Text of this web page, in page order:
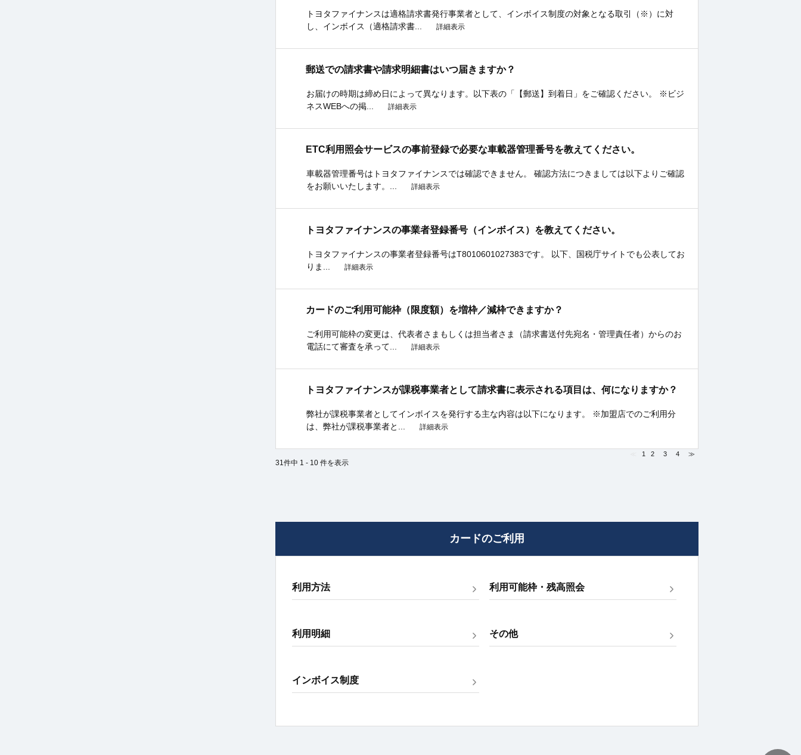
トヨタファイナンスは適格請求書発行事業者として、インボイス制度の対象となる取引（※）に対
し、インボイス（適格請求書...
詳細表示
郵送での請求書や請求明細書はいつ届きますか？
お届けの時期は締め日によって異なります。以下表の「【郵送】到着日」をご確認ください。 ※ビジ
ネスWEBへの掲...
詳細表示
ETC利用照会サービスの事前登録で必要な車載器管理番号を教えてください。
車載器管理番号はトヨタファイナンスでは確認できません。 確認方法につきましては以下よりご確認
をお願いいたします。...
詳細表示
トヨタファイナンスの事業者登録番号（インボイス）を教えてください。
トヨタファイナンスの事業者登録番号はT8010601027383です。 以下、国税庁サイトでも公表してお
りま...
詳細表示
カードのご利用可能枠（限度額）を増枠／減枠できますか？
ご利用可能枠の変更は、代表者さまもしくは担当者さま（請求書送付先宛名・管理責任者）からのお
電話にて審査を承って...
詳細表示
トヨタファイナンスが課税事業者として請求書に表示される項目は、何になりますか？
弊社が課税事業者としてインボイスを発行する主な内容は以下になります。 ※加盟店でのご利用分
は、弊社が課税事業者と...
詳細表示
31件中 1 - 10 件を表示
1 2 3 4 ≫
カードのご利用
利用方法 利用可能枠・残高照会
利用明細 その他
インボイス制度